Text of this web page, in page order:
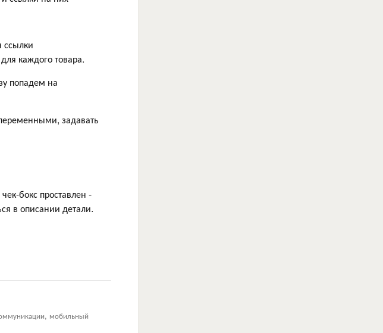
каждого товара.
попадем на
задавать
бокс проставлен -
в описании детали.
мобильный